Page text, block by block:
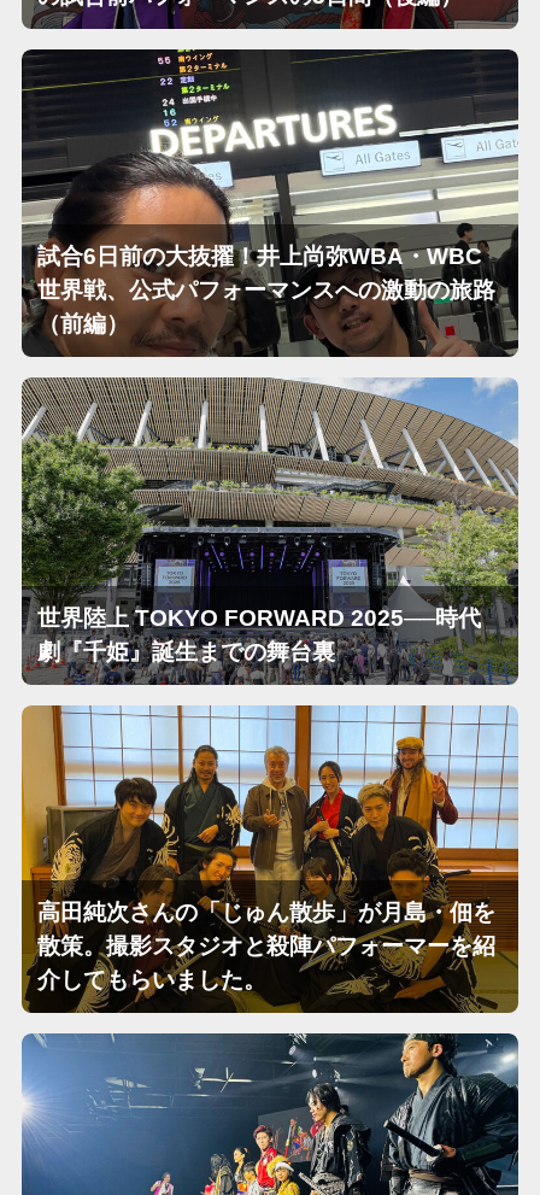
試合6日前の大抜擢！井上尚弥WBA・WBC
世界戦、公式パフォーマンスへの激動の旅路
（前編）
世界陸上 TOKYO FORWARD 2025──時代
劇『千姫』誕生までの舞台裏
高田純次さんの「じゅん散歩」が月島・佃を
散策。撮影スタジオと殺陣パフォーマーを紹
介してもらいました。